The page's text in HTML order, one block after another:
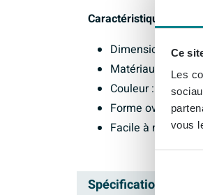
Ce
Les
vous
Caractéristiques :
Dimensions :
Matériau : Solid
Couleur : Mat
Forme ovale
Facile à nettoyer
Spécifications